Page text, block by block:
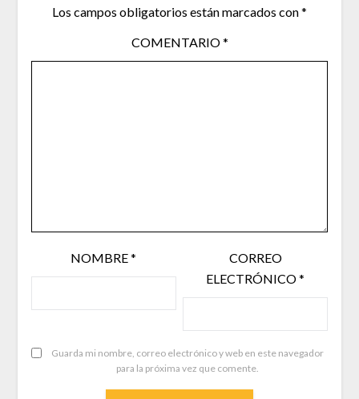
Los campos obligatorios están marcados con*
COMENTARIO*
NOMBRE*
CORREO
ELECTRÓNICO*
Guarda mi nombre, correo electrónico y web en este navegador
para la próxima vez que comente.